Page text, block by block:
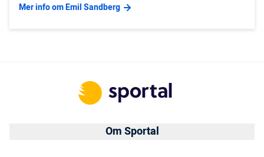
Mer info om Emil Sandberg
Om Sportal